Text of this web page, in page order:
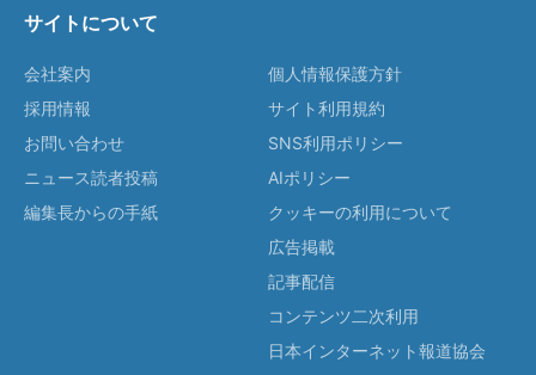
サイトについて
会社案内
採用情報
お問い合わせ
ニュース読者投稿
編集長からの手紙
個人情報保護方針
サイト利用規約
SNS利用ポリシー
AIポリシー
クッキーの利用について
広告掲載
記事配信
コンテンツ二次利用
日本インターネット報道協会